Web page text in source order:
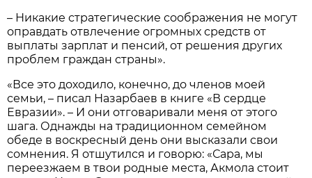
– Никакие стратегические соображения не могут
оправдать отвлечение огромных средств от
выплаты зарплат и пенсий, от решения других
проблем граждан страны».
«Все это доходило, конечно, до членов моей
семьи, – писал Назарбаев в книге «В сердце
Евразии». – И они отговаривали меня от этого
шага. Однажды на традиционном семейном
обеде в воскресный день они высказали свои
сомнения. Я отшутился и говорю: «Сара, мы
переезжаем в твои родные места, Акмола стоит